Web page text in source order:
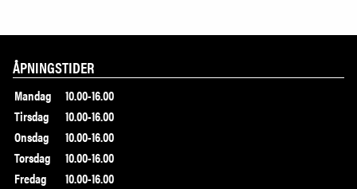
ÅPNINGSTIDER
Mandag
10.00-16.00
Tirsdag
10.00-16.00
Onsdag
10.00-16.00
Torsdag
10.00-16.00
Fredag
10.00-16.00